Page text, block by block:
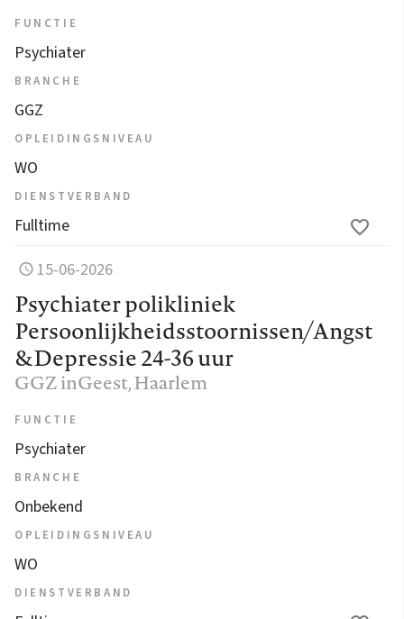
FUNCTIE
Psychiater
BRANCHE
GGZ
OPLEIDINGSNIVEAU
WO
DIENSTVERBAND
Fulltime
15-06-2026
Psychiater polikliniek
Persoonlijkheidsstoornissen/Angst
&Depressie 24-36 uur
GGZ inGeest, Haarlem
FUNCTIE
Psychiater
BRANCHE
Onbekend
OPLEIDINGSNIVEAU
WO
DIENSTVERBAND